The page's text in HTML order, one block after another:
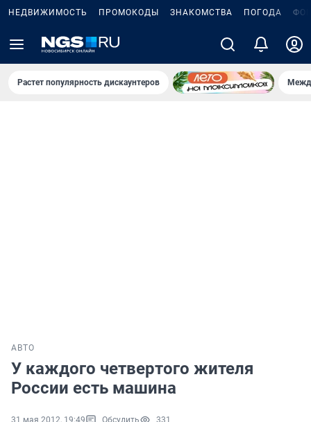
НЕДВИЖИМОСТЬ ПРОМОКОДЫ ЗНАКОМСТВА ПОГОДА
Растет популярность дискаунтеров
АВТО
У каждого четвертого жителя
России есть машина
31 мая 2012, 19:49 Обсудить 331